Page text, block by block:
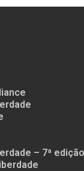
– 7ª edição